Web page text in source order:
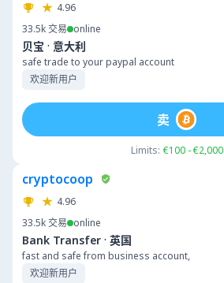
4.96
33.5k交易 online
贝宝 · 意大利
safe trade to your paypal account
欢迎新用户
Limits: €100 - €2,000
卖
cryptocoop
4.96
33.5k交易 online
Bank Transfer · 英国
fast and safe from business account,
欢迎新用户